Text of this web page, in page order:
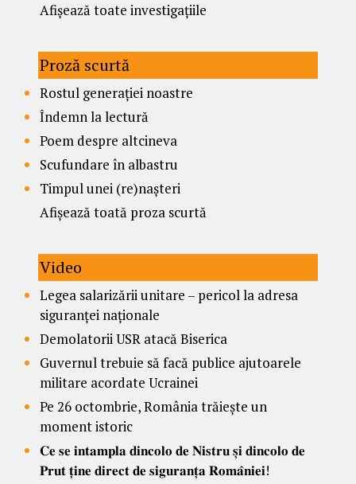
Afișează toate investigațiile
Proză scurtă
Rostul generației noastre
Îndemn la lectură
Poem despre altcineva
Scufundare în albastru
Timpul unei (re)nașteri
Afișează toată proza scurtă
Video
Legea salarizării unitare – pericol la adresa
siguranței naționale
Demolatorii USR atacă Biserica
Guvernul trebuie să facă publice ajutoarele
militare acordate Ucrainei
Pe 26 octombrie, România trăiește un
moment istoric
𝐂𝐞 𝐬𝐞 𝐢𝐧𝐭𝐚𝐦𝐩𝐥𝐚 𝐝𝐢𝐧𝐜𝐨𝐥𝐨 𝐝𝐞 𝐍𝐢𝐬𝐭𝐫𝐮 𝐬̦𝐢 𝐝𝐢𝐧𝐜𝐨𝐥𝐨 𝐝𝐞
𝐏𝐫𝐮𝐭 𝐭̦𝐢𝐧𝐞 𝐝𝐢𝐫𝐞𝐜𝐭 𝐝𝐞 𝐬𝐢𝐠𝐮𝐫𝐚𝐧𝐭̦𝐚 𝐑𝐨𝐦𝐚̂𝐧𝐢𝐞𝐢!